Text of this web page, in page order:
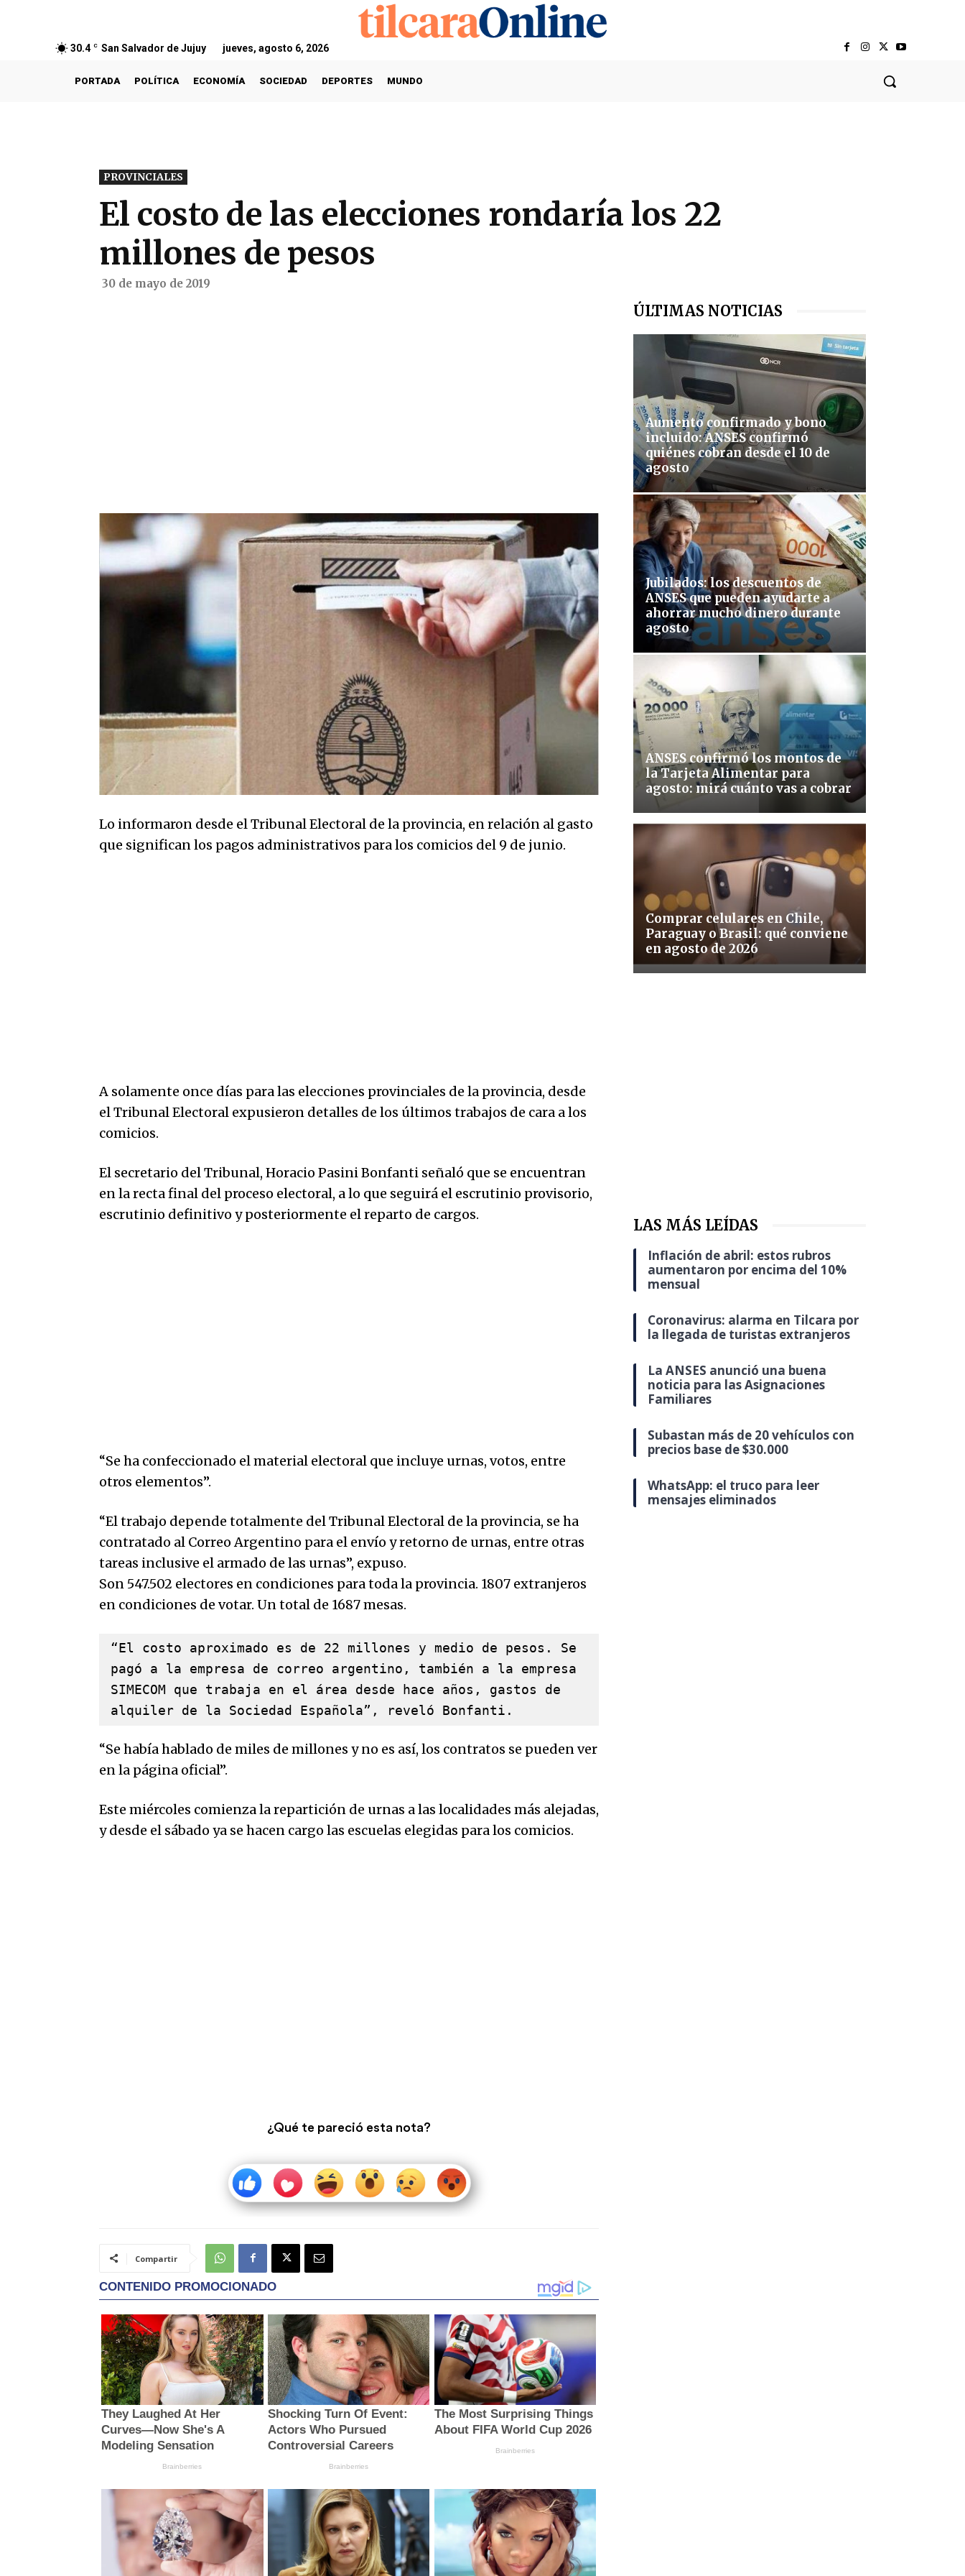
30.4 C San Salvador de Jujuy jueves, agosto 6, 2026
PORTADA POLÍTICA ECONOMÍA SOCIEDAD DEPORTES MUNDO
PROVINCIALES
El costo de las elecciones rondaría los 22
millones de pesos
30 de mayo de 2019
Lo informaron desde el Tribunal Electoral de la provincia, en relación al gasto
que significan los pagos administrativos para los comicios del 9 de junio.
A solamente once días para las elecciones provinciales de la provincia, desde
el Tribunal Electoral expusieron detalles de los últimos trabajos de cara a los
comicios.
El secretario del Tribunal, Horacio Pasini Bonfanti señaló que se encuentran
en la recta final del proceso electoral, a lo que seguirá el escrutinio provisorio,
escrutinio definitivo y posteriormente el reparto de cargos.
“Se ha confeccionado el material electoral que incluye urnas, votos, entre
otros elementos”.
“El trabajo depende totalmente del Tribunal Electoral de la provincia, se ha
contratado al Correo Argentino para el envío y retorno de urnas, entre otras
tareas inclusive el armado de las urnas”, expuso.
Son 547.502 electores en condiciones para toda la provincia. 1807 extranjeros
en condiciones de votar. Un total de 1687 mesas.
“El costo aproximado es de 22 millones y medio de pesos. Se
pagó a la empresa de correo argentino, también a la empresa
SIMECOM que trabaja en el área desde hace años, gastos de
alquiler de la Sociedad Española”, reveló Bonfanti.
“Se había hablado de miles de millones y no es así, los contratos se pueden ver
en la página oficial”.
Este miércoles comienza la repartición de urnas a las localidades más alejadas,
y desde el sábado ya se hacen cargo las escuelas elegidas para los comicios.
¿Qué te pareció esta nota?
Compartir
ÚLTIMAS NOTICIAS
Aumento confirmado y bono
incluido: ANSES confirmó
quiénes cobran desde el 10 de
agosto
Jubilados: los descuentos de
ANSES que pueden ayudarte a
ahorrar mucho dinero durante
agosto
ANSES confirmó los montos de
la Tarjeta Alimentar para
agosto: mirá cuánto vas a cobrar
Comprar celulares en Chile,
Paraguay o Brasil: qué conviene
en agosto de 2026
LAS MÁS LEÍDAS
Inflación de abril: estos rubros
aumentaron por encima del 10%
mensual
Coronavirus: alarma en Tilcara por
la llegada de turistas extranjeros
La ANSES anunció una buena
noticia para las Asignaciones
Familiares
Subastan más de 20 vehículos con
precios base de $30.000
WhatsApp: el truco para leer
mensajes eliminados